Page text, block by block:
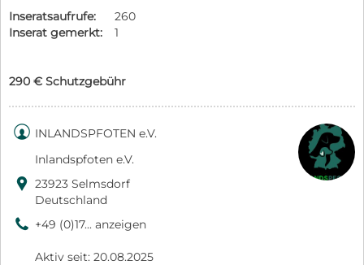
Inseratsaufrufe:
260
Inserat gemerkt:
1
290 € Schutzgebühr
 INLANDSPFOTEN e.V.
Inlandspfoten e.V.
 23923 Selmsdorf
Deutschland
9 +49 (0)17... anzeigen
Aktiv seit: 20.08.2025